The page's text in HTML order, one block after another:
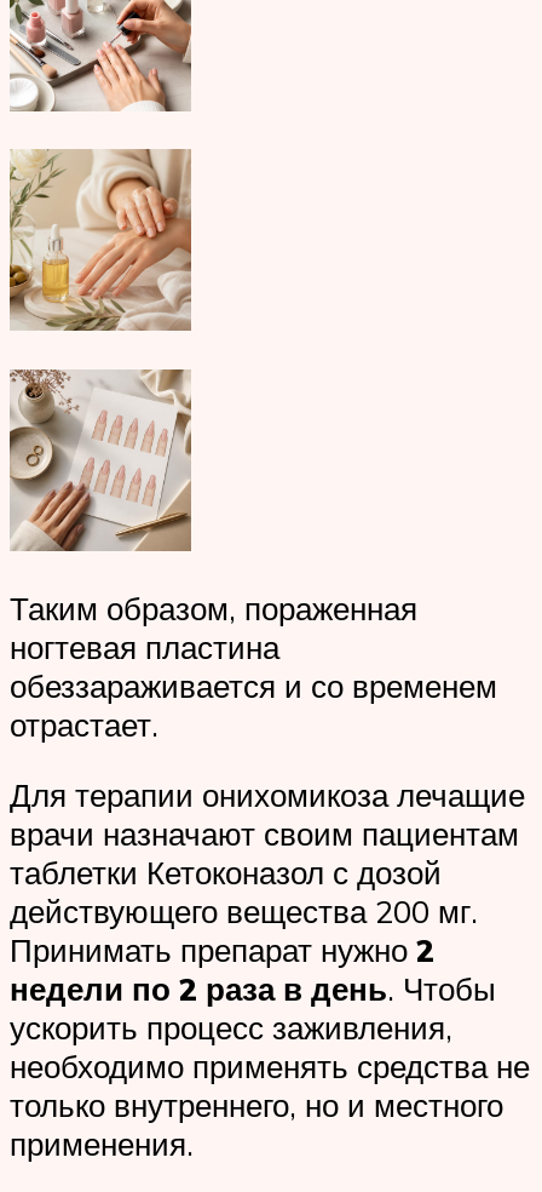
Таким образом, пораженная
ногтевая пластина
обеззараживается и со временем
отрастает.
Для терапии онихомикоза лечащие
врачи назначают своим пациентам
таблетки Кетоконазол с дозой
действующего вещества 200 мг.
Принимать препарат нужно 2
недели по 2 раза в день. Чтобы
ускорить процесс заживления,
необходимо применять средства не
только внутреннего, но и местного
применения.